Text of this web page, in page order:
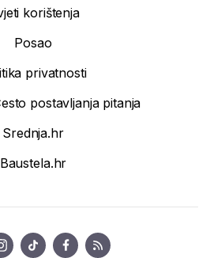
korištenja
Posao
privatnosti
postavljanja pitanja
Srednja.hr
Baustela.hr